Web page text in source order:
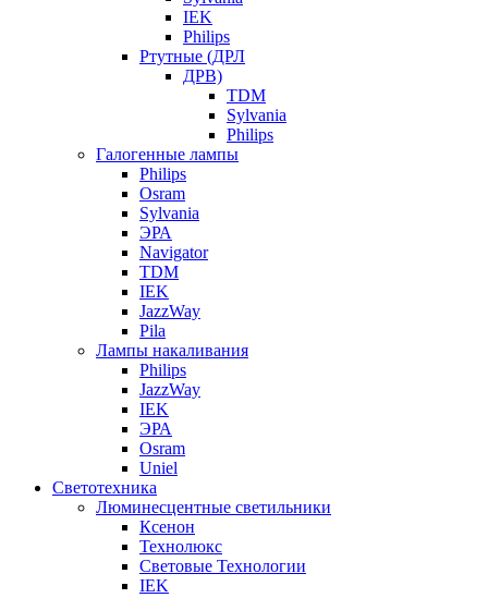
IEK
Philips
Ртутные (ДРЛ
ДРВ)
TDM
Sylvania
Philips
Галогенные лампы
Philips
Osram
Sylvania
ЭРА
Navigator
TDM
IEK
JazzWay
Pila
Лампы накаливания
Philips
JazzWay
IEK
ЭРА
Osram
Uniel
Светотехника
Люминесцентные светильники
Ксенон
Технолюкс
Световые Технологии
IEK